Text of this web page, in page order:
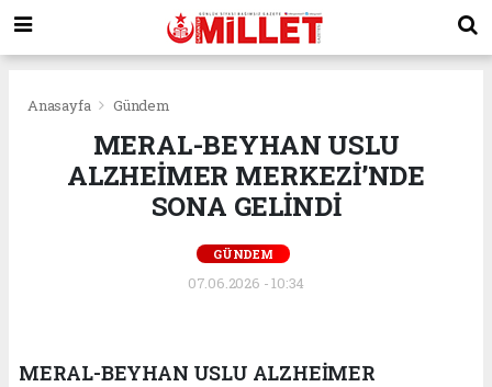
Anasayfa Gündem
MERAL-BEYHAN USLU
ALZHEİMER MERKEZİ’NDE
SONA GELİNDİ
GÜNDEM
07.06.2026 - 10:34
MERAL-BEYHAN USLU ALZHEİMER